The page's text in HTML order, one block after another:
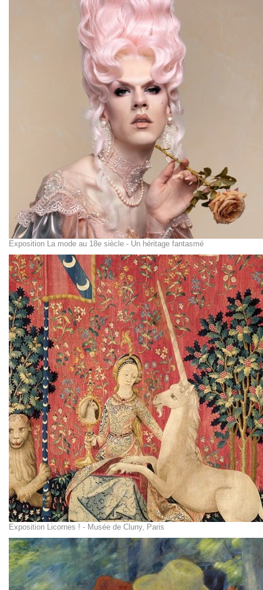
Exposition La mode au 18e siècle - Un héritage fantasmé
Exposition Licornes ! - Musée de Cluny, Paris